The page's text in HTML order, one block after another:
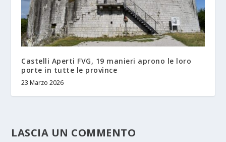
Castelli Aperti FVG, 19 manieri aprono le loro
porte in tutte le province
23 Marzo 2026
LASCIA UN COMMENTO